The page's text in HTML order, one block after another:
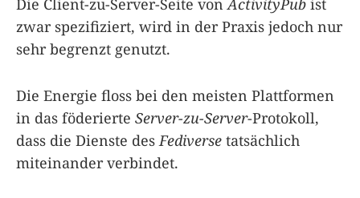
zwar spezifiziert, wird in der Praxis jedoch nur
sehr begrenzt genutzt.
Die Energie floss bei den meisten Plattformen
in das föderierte Server-zu-Server-Protokoll,
dass die Dienste des Fediverse tatsächlich
miteinander verbindet.